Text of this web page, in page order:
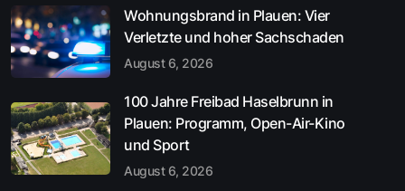
Wohnungsbrand in Plauen: Vier
Verletzte und hoher Sachschaden
August 6, 2026
100 Jahre Freibad Haselbrunn in
Plauen: Programm, Open-Air-Kino
und Sport
August 6, 2026